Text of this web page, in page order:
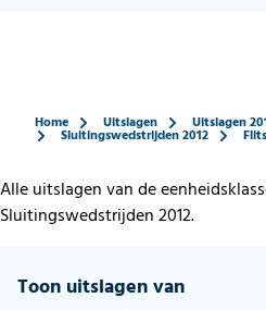
Home Uitslagen Uitslagen
Sluitingswedstrijden 2012
Alle uitslagen van de
Sluitingswedstrijden 2012.
Toon uitslagen van